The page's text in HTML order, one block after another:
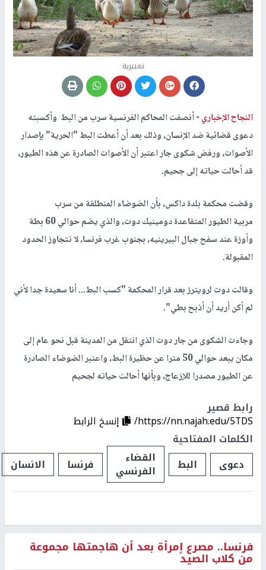
تعبيرية
النجاح الإخباري -أنصفت المحاكم الفرنسية سرب من البط وأكسبته
دعوى قضائية ضد الإنسان، وذلك بعد أن أعطت البط "الحرية" بإصدار
الأصوات، ورفض شكوى جار اعتبر أن الأصوات الصادرة عن هذه الطيور،
قد أحالت حياته إلى جحيم.
وقضت محكمة بلدة داكس، بأن الضوضاء المنطلقة من سرب
مربية الطيور المتقاعدة دومينيك دوت، والذي يضم حوالي 60 بطة
وأوزة عند سفح جبال البيرينيه، بجنوب غرب فرنسا، لا تتجاوز الحدود
المقبولة.
وقالت دوت لرويترز بعد قرار المحكمة "كسب البط... أنا سعيدة جدا لأني
لم أكن أريد أن أذبح بطي".
وجاءت الشكوى من جار دوت الذي انتقل من المدينة قبل نحو عام إلى
مكان يبعد حوالي 50 مترا عن حظيرة البط، واعتبر الضوضاء الصادرة
عن الطيور مصدرا للإزعاج، وبأنها أحالت حياته لجحيم
رابط قصير
https://nn.najah.edu/5TDS/
إنسخ الرابط
الكلمات المفتاحية
دعوى
البط القضاء
الفرنسي فرنسا الانسان
فرنسا.. مصرع إمرأة بعد أن هاجمتها مجموعة
من كلاب الصيد